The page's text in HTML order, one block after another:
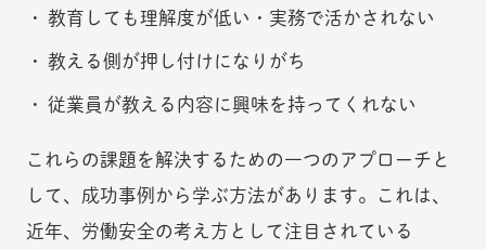
教育しても理解度が低い・実務で活かされない
教える側が押し付けになりがち
従業員が教える内容に興味を持ってくれない
これらの課題を解決するための一つのアプローチと
して、成功事例から学ぶ方法があります。これは、
近年、労働安全の考え方として注目されている